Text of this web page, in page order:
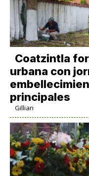
Coatzintla
urbana con
principales
Gillian